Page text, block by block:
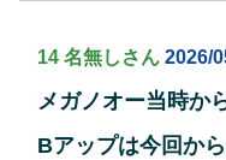
14 名無しさん 2026/
メガノオー当時か
Bアップは今回か